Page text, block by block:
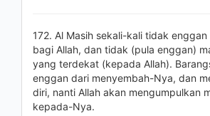
172. Al Masih sekali-kali tidak
bagi Allah, dan tidak (pula enggan)
yang terdekat (kepada Allah).
enggan dari menyembah-Nya, dan
diri, nanti Allah akan mengumpulkan
kepada-Nya.